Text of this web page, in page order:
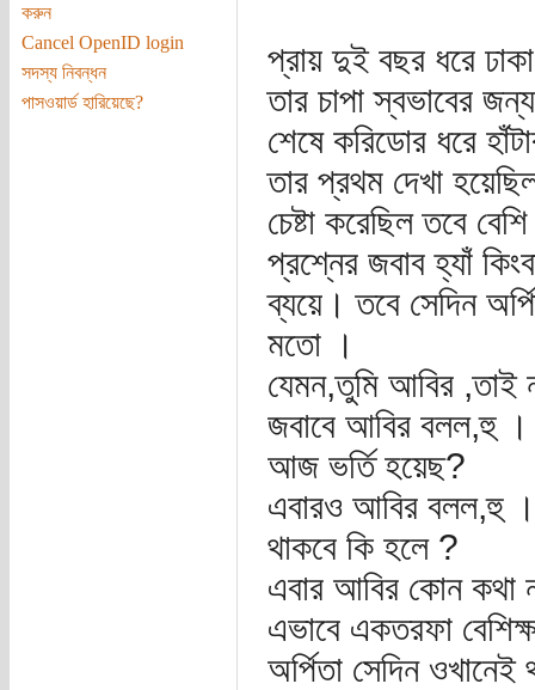
করুন
Cancel OpenID login
সদস্য নিবন্ধন
পাসওয়ার্ড হারিয়েছে?
প্রায় দুই বছর ধরে
তার চাপা স্বভাবের
শেষে করিডোর ধরে
তার প্রথম দেখা
চেষ্টা করেছিল তবে
প্রশ্নের জবাব হ্যাঁ
ব্যয়ে। তবে সেদিন
মতো ।
যেমন,তুমি আবির ,তাই
জবাবে আবির বলল,হু ।
আজ ভর্তি হয়েছ?
এবারও আবির বলল,হু ।
থাকবে কি হলে ?
এবার আবির কোন কথা
এভাবে একতরফা
অর্পিতা সেদিন